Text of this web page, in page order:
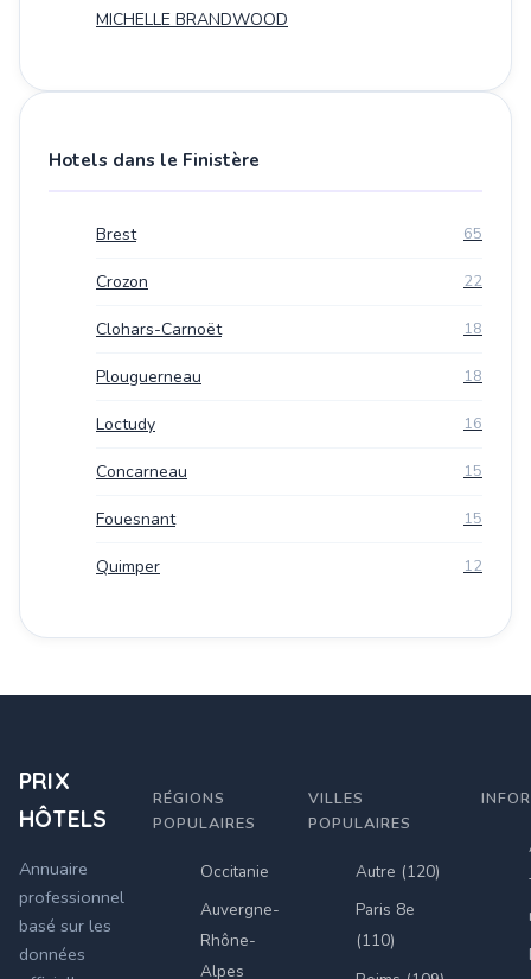
MICHELLE BRANDWOOD
Hotels dans le Finistère
Brest 65
Crozon 22
Clohars-Carnoët 18
Plouguerneau 18
Loctudy 16
Concarneau 15
Fouesnant 15
Quimper 12
PRIX
HÔTELS
Annuaire
professionnel
basé sur les
données
RÉGIONS
POPULAIRES
Occitanie
Auvergne-
Rhône-
Alpes
VILLES
POPULAIRES
Autre (120)
Paris 8e
(110)